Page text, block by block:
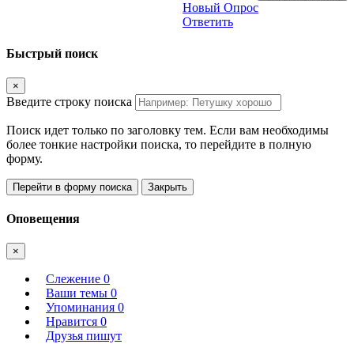
Новый Опрос
Ответить
Быстрый поиск
×
Введите строку поиска
Поиск идет только по заголовку тем. Если вам необходимы
более тонкие настройки поиска, то перейдите в полную
форму.
Перейти в форму поиска Закрыть
Оповещения
×
Слежение 0
Ваши темы 0
Упоминания 0
Нравится 0
Друзья пишут